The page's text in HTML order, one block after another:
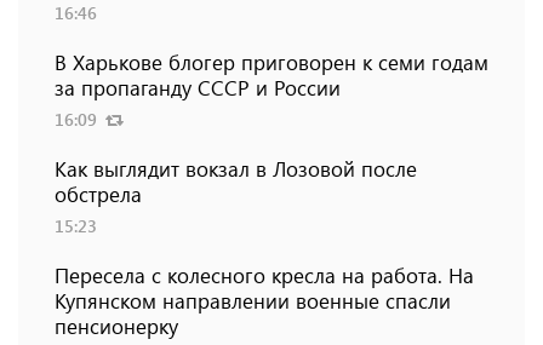
16:46
В Харькове блогер приговорен к семи годам
за пропаганду СССР и России
16:09
Как выглядит вокзал в Лозовой после
обстрела
15:23
Пересела с колесного кресла на работа. На
Купянском направлении военные спасли
пенсионерку